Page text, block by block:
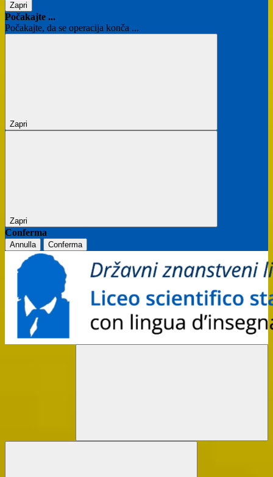
Zapri
Počakajte ...
Počakajte, da se operacija konča ...
Zapri
Zapri
Conferma
Annulla Conferma